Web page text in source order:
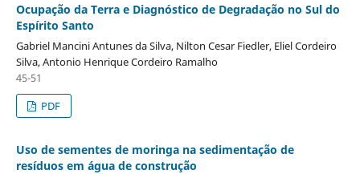
Ocupação da Terra e Diagnóstico de Degradação no Sul do
Espírito Santo
Gabriel Mancini Antunes da Silva, Nilton Cesar Fiedler, Eliel Cordeiro
Silva, Antonio Henrique Cordeiro Ramalho
45-51
PDF
Uso de sementes de moringa na sedimentação de
resíduos em água de construção